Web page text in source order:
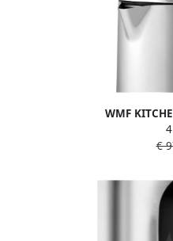
WMF
€